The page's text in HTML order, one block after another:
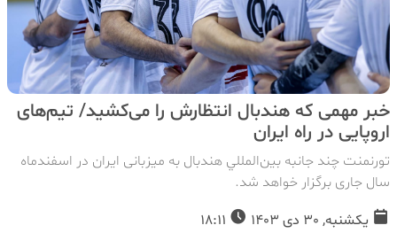
خبر مهمی که هندبال انتظارش را می‌کشید/ تیم‌های
اروپایی در راه ایران
تورنمنت چند جانبه بين‌المللي هندبال به میزبانی ایران در اسفندماه
سال جاری برگزار خواهد شد.
یکشنبه, 30 دی 1403